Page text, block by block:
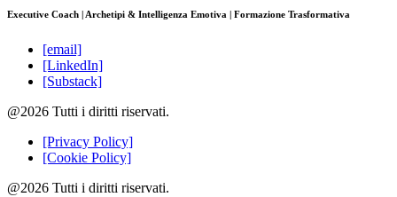
Executive Coach | Archetipi & Intelligenza Emotiva | Formazione Trasformativa
[email]
[LinkedIn]
[Substack]
@2026 Tutti i diritti riservati.
[Privacy Policy]
[Cookie Policy]
@2026 Tutti i diritti riservati.